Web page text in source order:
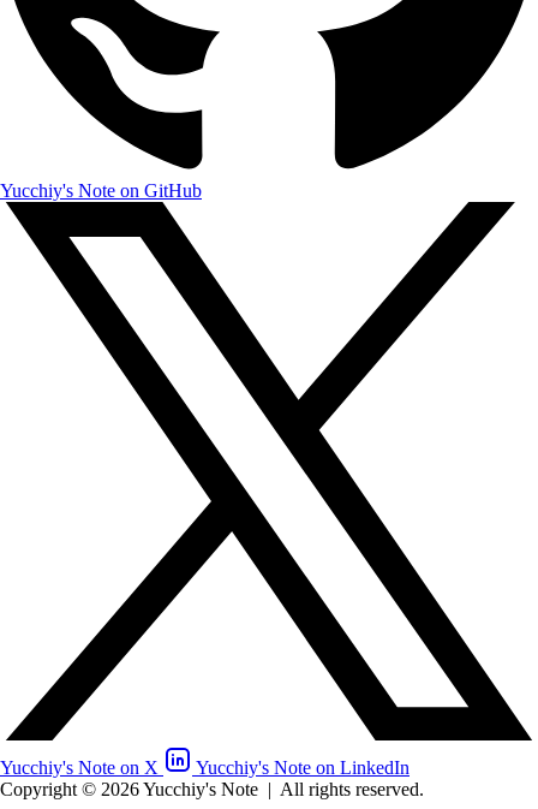
Yucchiy's Note on GitHub
Yucchiy's Note on X
Yucchiy's Note on LinkedIn
Copyright © 2026 Yucchiy's Note | All rights reserved.